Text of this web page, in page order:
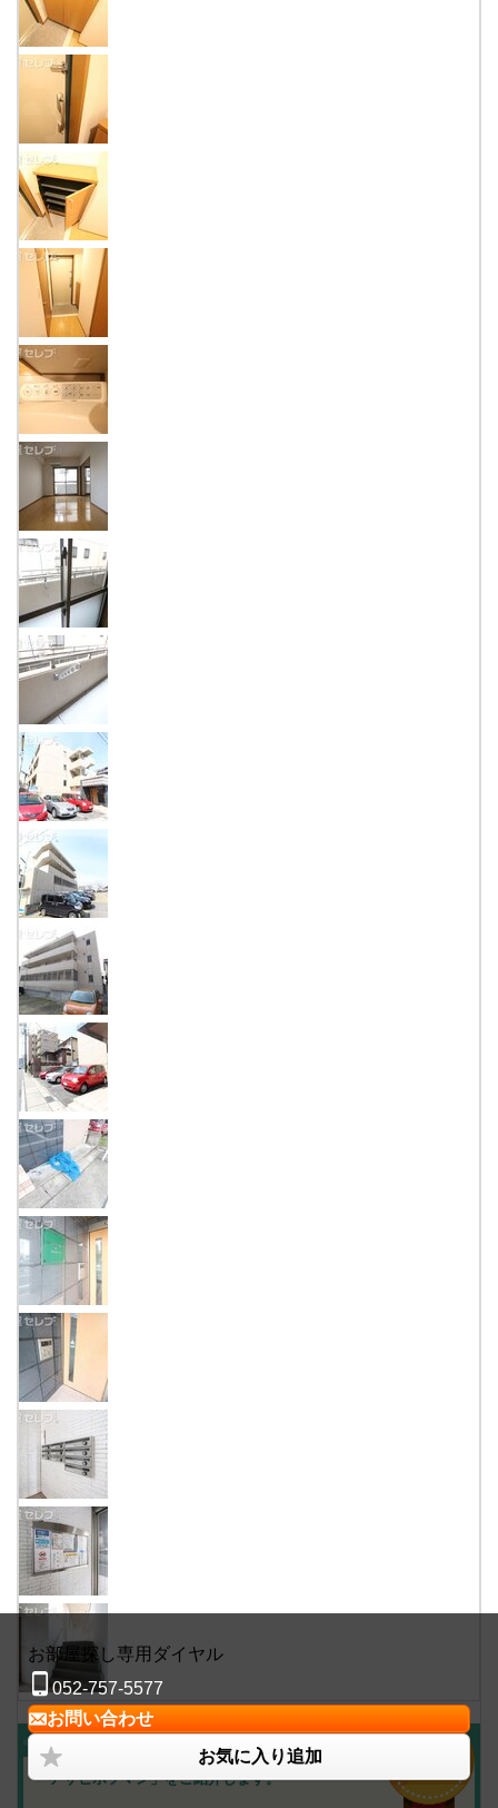
アサヒホフマンはこんな物件！
「アサヒホフマン」をご紹介します。
お部屋探し専用ダイヤル
052-757-5577
お問い合わせ
お気に入り追加